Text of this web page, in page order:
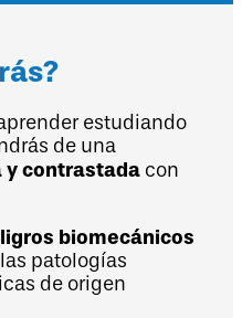
estudiando
de una
contrastadacon
biomecánicos
patologías
de origen